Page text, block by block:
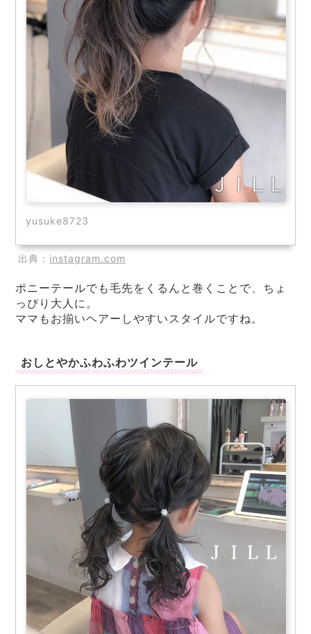
yusuke8723
出典： instagram.com
ポニーテールでも毛先をくるんと巻くことで、ちょ
っぴり大人に。
ママもお揃いヘアーしやすいスタイルですね。
おしとやかふわふわツインテール